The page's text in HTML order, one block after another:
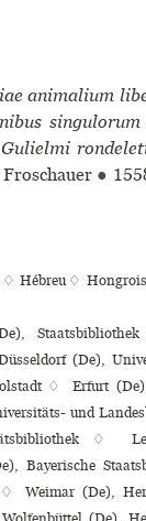
animalium
Gulielmi
●
♢ Hébreu ♢
Staatsbibliothek
(De),
♢ Erfurt
und
♢
Bayerische
♢ Weimar (De),